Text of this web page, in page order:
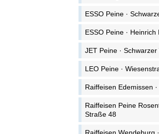
ESSO Peine ·
ESSO Peine · Heinrich
JET Peine ·
LEO Peine ·
Raiffeisen Edemissen
Raiffeisen Peine
Straße 48